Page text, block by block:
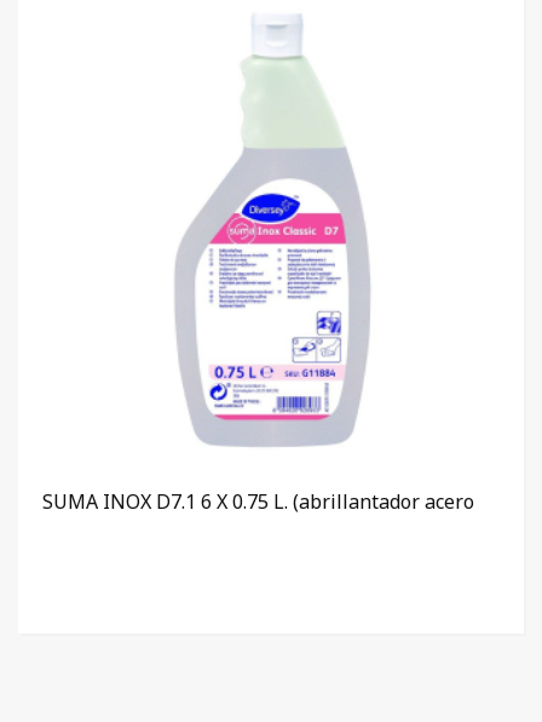
SUMA INOX D7.1 6 X 0.75 L. (abrillantador acero